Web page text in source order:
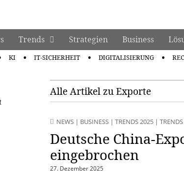
it
Trends Strategien Business
KI IT-SICHERHEIT DIGITALISIERUNG
Alle Artikel zu Exporte
NEWS| BUSINESS| TRENDS 2025|
Deutsche China-
eingebrochen
27. Dezember 2025